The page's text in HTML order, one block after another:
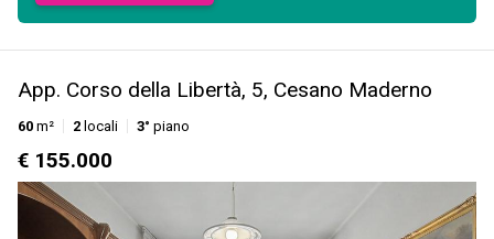
App. Corso della Libertà, 5, Cesano Maderno
60 m² 2 locali 3° piano
€ 155.000